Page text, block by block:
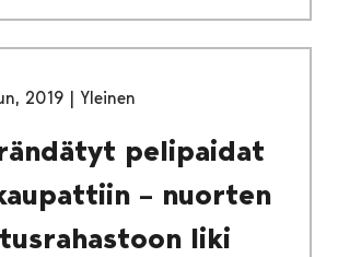
2019 | Yleinen
pelipaidat
– nuorten
liki